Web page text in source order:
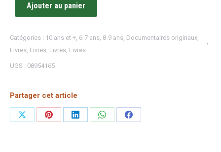
Ajouter au panier
Catégories : 10 ans et + 6-7 ans 8-9 ans Documentaires originaux
Livres Livres Livres Livres
UGS : 08954165
Partager cet article
PartagerPartagerPartagerPartagerPartager